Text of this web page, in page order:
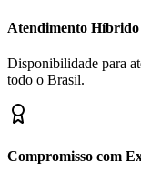
Atendimento Híbrido
Disponibilidade para
todo o Brasil.
Compromisso com